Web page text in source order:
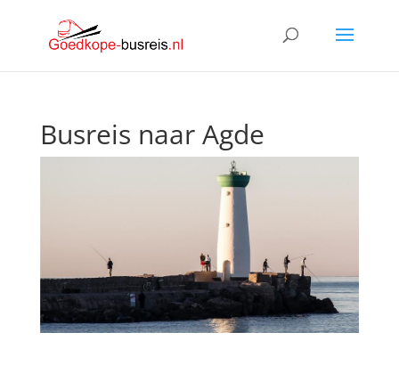
Busreis naar Agde